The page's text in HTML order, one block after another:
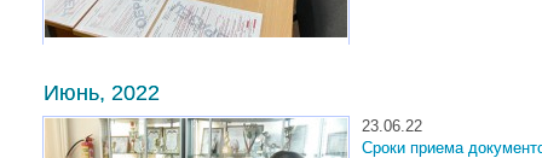
Июнь, 2022
23.06.22
Сроки приема